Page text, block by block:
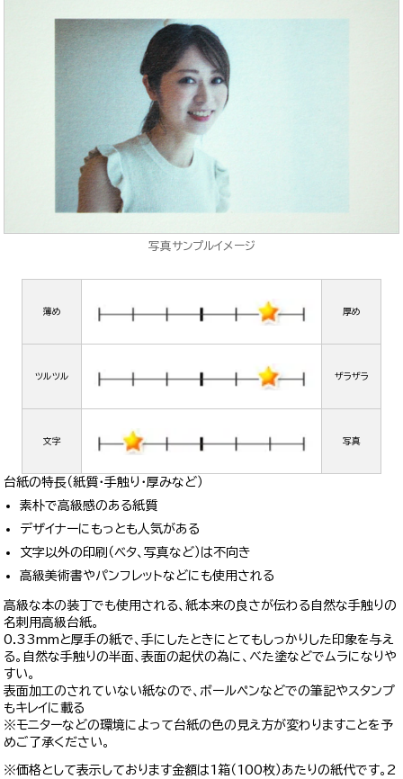
写真サンプルイメージ
薄め 厚め
ツルツル ザラザラ
文字 写真
台紙の特長（紙質・手触り・厚みなど）
素朴で高級感のある紙質
デザイナーにもっとも人気がある
文字以外の印刷（ベタ、写真など）は不向き
高級美術書やパンフレットなどにも使用される
高級な本の装丁でも使用される、紙本来の良さが伝わる自然な手触りの
名刺用高級台紙。
0.33mmと厚手の紙で、手にしたときにとてもしっかりした印象を与え
る。自然な手触りの半面、表面の起伏の為に、べた塗などでムラになりや
すい。
表面加工のされていない紙なので、ボールペンなどでの筆記やスタンプ
もキレイに載る
※モニターなどの環境によって台紙の色の見え方が変わりますことを予
めご了承ください。
※価格として表示しております金額は1箱（100枚）あたりの紙代です。2